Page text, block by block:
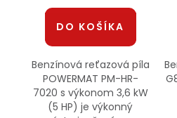
DO KOŠÍKA
Benzínová reťazová píla
POWERMAT PM-HR-
7020 s výkonom 3,6 kW
(5 HP) je výkonný